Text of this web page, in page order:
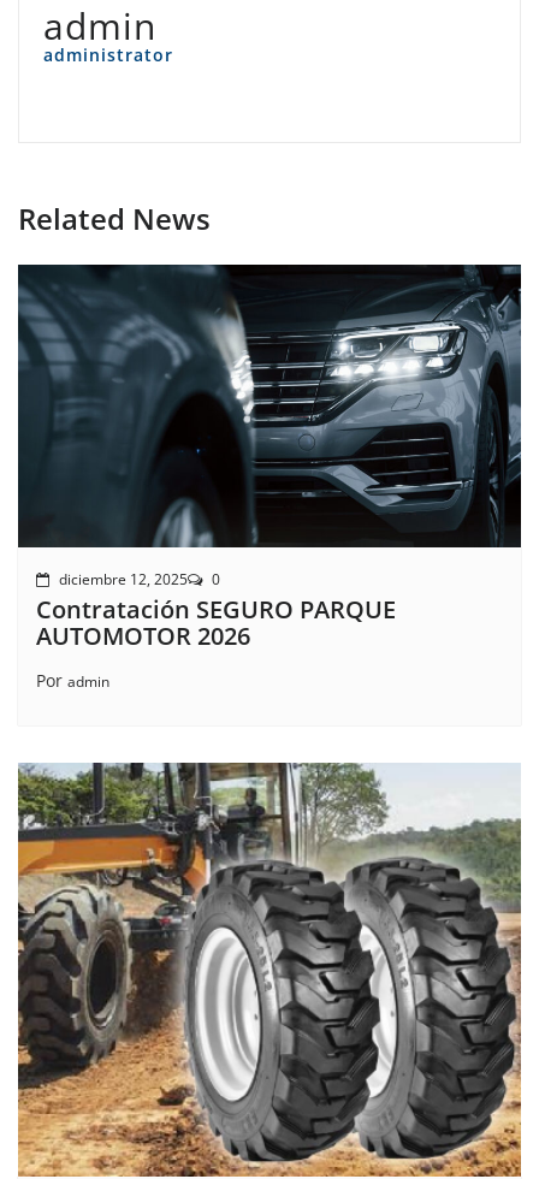
admin
administrator
Related News
diciembre 12, 2025 0
Contratación SEGURO PARQUE
AUTOMOTOR 2026
Por admin